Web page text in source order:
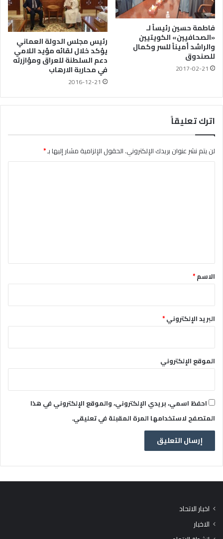
فاطمة حسين رئيساً لـ
«الصحافيين» الكويتيين
والراشد أميناً للسر وكمال
للصندوق
2017-02-21
رئيس مجلس الدولة العماني
يؤكد خلال لقائه مؤيد اللامي
دعم السلطنة للعراق ومؤازرته
في محاربة الارهاب
2016-12-21
اترك تعليقاً
لن يتم نشر عنوان بريدك الإلكتروني.الحقول الإلزامية مشار إليها بـ*
*الاسم*
البريد الإلكتروني*
الموقع الإلكتروني
احفظ اسمي، بريدي الإلكتروني، والموقع الإلكتروني في هذا
المتصفح لاستخدامها المرة المقبلة في تعليقي.
اخبار الاتحاد
الاخبار